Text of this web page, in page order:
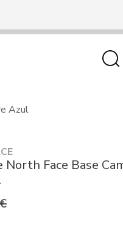
Azul
North Face Base